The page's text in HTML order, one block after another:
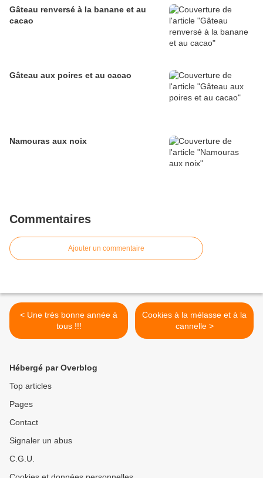
Gâteau renversé à la banane et au
cacao
Gâteau aux poires et au cacao
Namouras aux noix
Commentaires
Ajouter un commentaire
< Une très bonne année à
tous !!!
Cookies à la mélasse et à la
cannelle >
Hébergé par Overblog
Top articles
Pages
Contact
Signaler un abus
C.G.U.